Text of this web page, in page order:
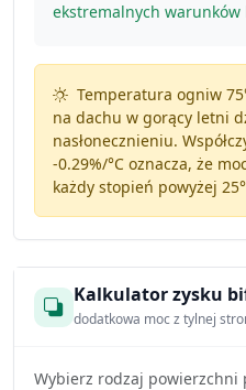
ekstremalnych warunków
Temperatura ogniw
na dachu w gorący letni
nasłonecznieniu.
-0.29%/°Coznacza, że
każdy stopień powyżej
Kalkulator zysku
dodatkowa moc z tylnej
Wybierz rodzaj powierzchni